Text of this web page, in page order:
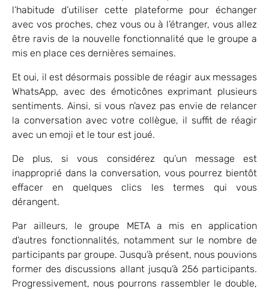
l’habitude d’utiliser cette plateforme pour échanger
avec vos proches, chez vous ou à l’étranger, vous allez
être ravis de la nouvelle fonctionnalité que le groupe a
mis en place ces dernières semaines.
Et oui, il est désormais possible de réagir aux messages
WhatsApp, avec des émoticônes exprimant plusieurs
sentiments. Ainsi, si vous n’avez pas envie de relancer
la conversation avec votre collègue, il suffit de réagir
avec un emoji et le tour est joué.
De plus, si vous considérez qu’un message est
inapproprié dans la conversation, vous pourrez bientôt
effacer en quelques clics les termes qui vous
dérangent.
Par ailleurs, le groupe META a mis en application
d’autres fonctionnalités, notamment sur le nombre de
participants par groupe. Jusqu’à présent, nous pouvions
former des discussions allant jusqu’à 256 participants.
Progressivement, nous pourrons rassembler le double,